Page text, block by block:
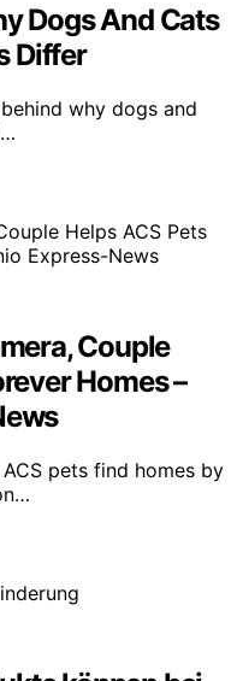
Dogs And Cats
Differ
why dogs and
Couple
Homes –
pets find homes by